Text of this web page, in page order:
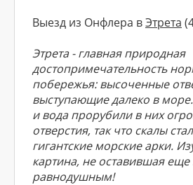
Выезд из Онфлера вЭтрета
Этрета - главная природная
достопримечательность
побережья: высоченные
выступающие далеко в
и вода прорубили в них
отверстия, так что скалы
гигантские морские арки.
картина, не оставившая еще
равнодушным!